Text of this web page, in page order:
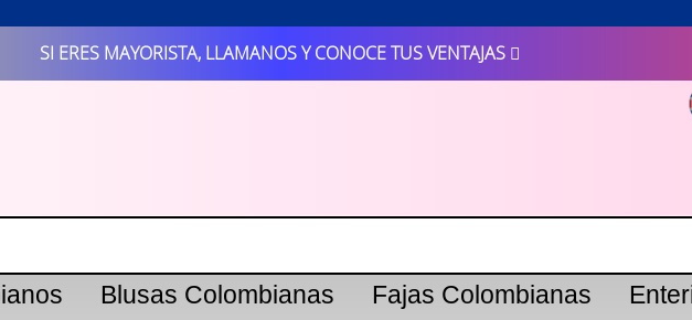
SI ERES MAYORISTA, LLAMANOS Y CONOCE TUS VENTAJAS
Blusas Colombianas Fajas Colombianas